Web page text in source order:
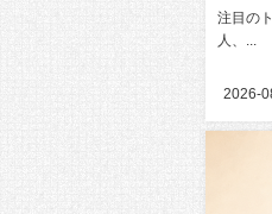
注目の
人、...
2026-